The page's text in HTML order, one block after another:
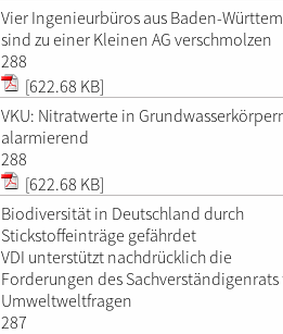
Vier Ingenieurbüros aus Baden-
sind zu einer Kleinen AG verschmolzen
288
[622.68 KB]
VKU: Nitratwerte in
alarmierend
288
[622.68 KB]
Biodiversität in Deutschland durch
Stickstoffeinträge gefährdet
VDI unterstützt nachdrücklich die
Forderungen des Sachverständigenrats
Umweltweltfragen
287